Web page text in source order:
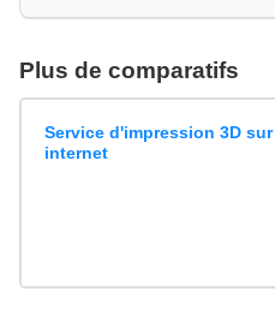
Plus de comparatifs
Service d'impression 3D sur
internet